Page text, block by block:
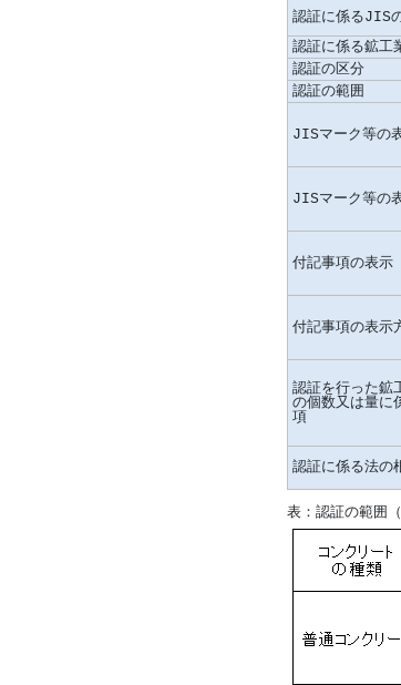
認証に係るJIS
認証に係る鉱工
認証の区分
認証の範囲
JISマーク等の
JISマーク等の
付記事項の表示
付記事項の表示
認証を行った鉱
の個数又は量に
項
認証に係る法の
表：認証の範囲